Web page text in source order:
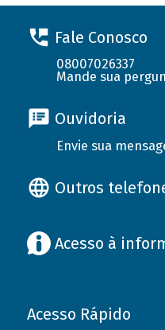
Fale Conosco
08007026337
Mande sua
Ouvidoria
Envie sua
Outros
Acesso à
Acesso Rápido